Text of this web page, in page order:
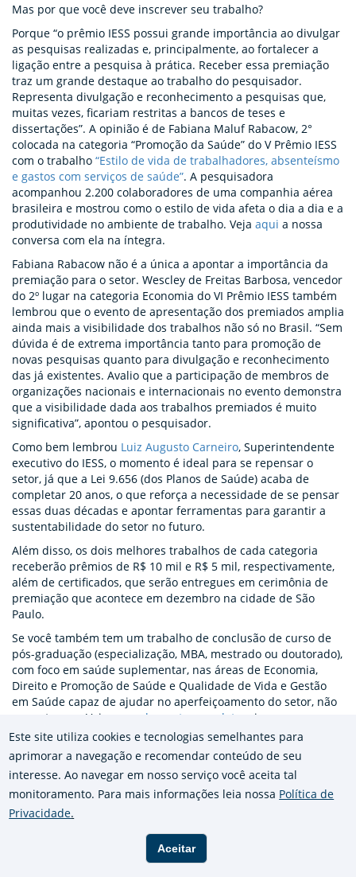
Este site utiliza cookies e tecnologias semelhantes para
aprimorar a navegação e recomendar conteúdo de seu
interesse. Ao navegar em nosso serviço você aceita tal
monitoramento. Para mais informações leia nossa Política de
Privacidade.
Aceitar
Mas por que você deve inscrever seu trabalho?
Porque “o prêmio IESS possui grande importância ao divulgar
as pesquisas realizadas e, principalmente, ao fortalecer a
ligação entre a pesquisa à prática. Receber essa premiação
traz um grande destaque ao trabalho do pesquisador.
Representa divulgação e reconhecimento a pesquisas que,
muitas vezes, ficariam restritas a bancos de teses e
dissertações”. A opinião é de Fabiana Maluf Rabacow, 2°
colocada na categoria “Promoção da Saúde” do V Prêmio IESS
com o trabalho “Estilo de vida de trabalhadores, absenteísmo
e gastos com serviços de saúde”. A pesquisadora
acompanhou 2.200 colaboradores de uma companhia aérea
brasileira e mostrou como o estilo de vida afeta o dia a dia e a
produtividade no ambiente de trabalho. Veja aqui a nossa
conversa com ela na íntegra.
Fabiana Rabacow não é a única a apontar a importância da
premiação para o setor. Wescley de Freitas Barbosa, vencedor
do 2º lugar na categoria Economia do VI Prêmio IESS também
lembrou que o evento de apresentação dos premiados amplia
ainda mais a visibilidade dos trabalhos não só no Brasil. “Sem
dúvida é de extrema importância tanto para promoção de
novas pesquisas quanto para divulgação e reconhecimento
das já existentes. Avalio que a participação de membros de
organizações nacionais e internacionais no evento demonstra
que a visibilidade dada aos trabalhos premiados é muito
significativa”, apontou o pesquisador.
Como bem lembrou Luiz Augusto Carneiro, Superintendente
executivo do IESS, o momento é ideal para se repensar o
setor, já que a Lei 9.656 (dos Planos de Saúde) acaba de
completar 20 anos, o que reforça a necessidade de se pensar
essas duas décadas e apontar ferramentas para garantir a
sustentabilidade do setor no futuro.
Além disso, os dois melhores trabalhos de cada categoria
receberão prêmios de R$ 10 mil e R$ 5 mil, respectivamente,
além de certificados, que serão entregues em cerimônia de
premiação que acontece em dezembro na cidade de São
Paulo.
Se você também tem um trabalho de conclusão de curso de
pós-graduação (especialização, MBA, mestrado ou doutorado),
com foco em saúde suplementar, nas áreas de Economia,
Direito e Promoção de Saúde e Qualidade de Vida e Gestão
em Saúde capaz de ajudar no aperfeiçoamento do setor, não
perca tempo. Veja o
regulamento completo
e inscreva-se,
gratuitamente, até 15 de setembro.
E tem novidade esse ano: a cerimônia de entrega terá espaço
para exibição de pôsteres de trabalhos. Fizemos uma
publicação com dicas exclusivas para essa categoria. Vale
reforçar que a submissão de trabalhos para exposição em
pôster não contempla premiação. As inscrições para esta
modalidade podem ser feitas por meio do
Você pode se interessar também